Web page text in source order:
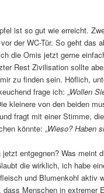
ist so gut wie erreicht.
der WC-Tür. So geht das
die Omis jetzt gerne
Rest Zivilisation sollte
zu finden sein. Höflich,
frage ich: „Wollen
kleinere von den beiden
fragt mit einer Stimme,
könnte: „Wieso? Haben
entgegnen? Was meint
die wirklich, ich habe
und Blumenkohl aktiv
dass Menschen in extremer